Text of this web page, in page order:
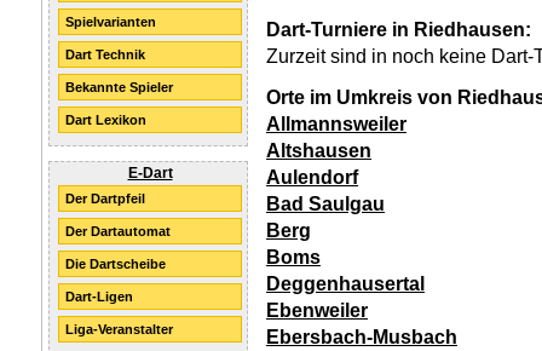
Spielvarianten
Dart Technik
Bekannte Spieler
Dart Lexikon
E-Dart
Der Dartpfeil
Der Dartautomat
Die Dartscheibe
Dart-Ligen
Liga-Veranstalter
Dart-Turniere in Riedhausen:
Zurzeit sind in noch keine
Orte im Umkreis von
Allmannsweiler
Altshausen
Aulendorf
Bad Saulgau
Berg
Boms
Deggenhausertal
Ebenweiler
Ebersbach-Musbach